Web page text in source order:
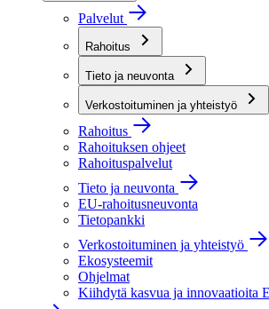
Palvelut
Rahoitus
Tieto ja neuvonta
Verkostoituminen ja yhteistyö
Rahoitus
Rahoituksen ohjeet
Rahoituspalvelut
Tieto ja neuvonta
EU-rahoitusneuvonta
Tietopankki
Verkostoituminen ja yhteistyö
Ekosysteemit
Ohjelmat
Kiihdytä kasvua ja innovaatioita